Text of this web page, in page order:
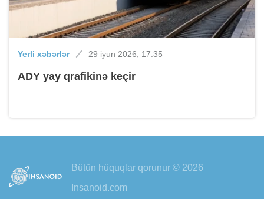
Yerli xəbərlər 29 iyun 2026, 17:35
ADY yay qrafikinə keçir
Bütün hüquqlar qorunur © 2026
Insanoid.com